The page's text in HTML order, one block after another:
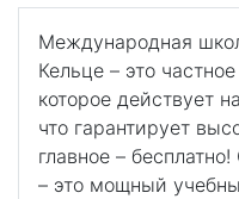
Международная
Кельце – это
которое действует
что гарантирует
главное –
– это мощный